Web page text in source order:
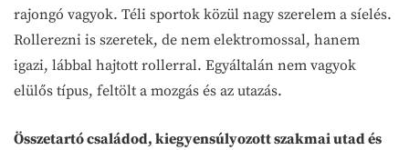
rajongó vagyok. Téli sportok közül nagy szerelem a síelés.
Rollerezni is szeretek, de nem elektromossal, hanem
igazi, lábbal hajtott rollerral. Egyáltalán nem vagyok
elülős típus, feltölt a mozgás és az utazás.
Összetartó családod, kiegyensúlyozott szakmai utad és